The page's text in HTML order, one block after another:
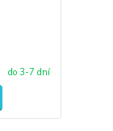
do 3-7 dní